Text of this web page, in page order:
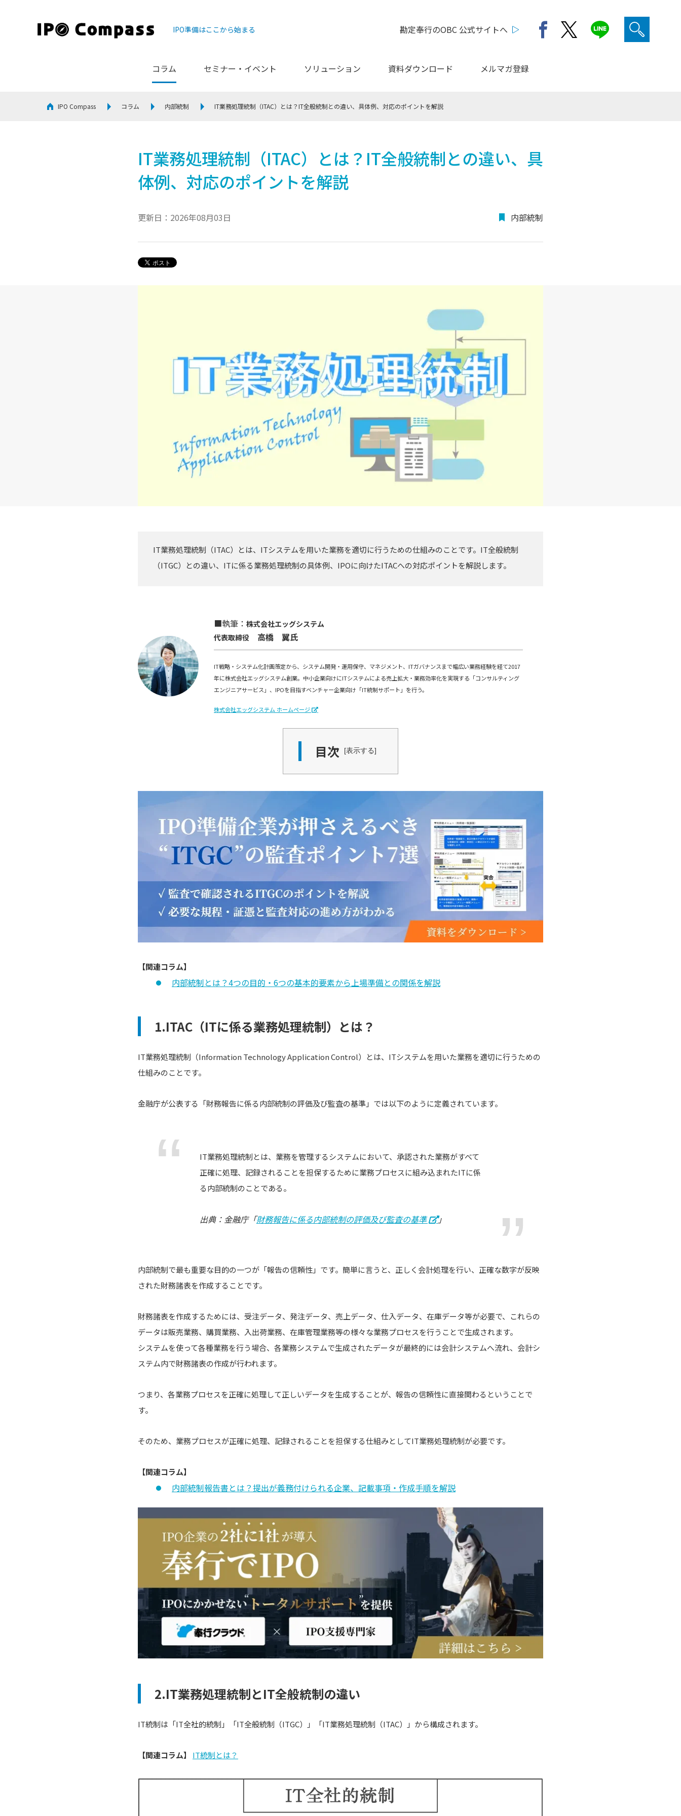
IPO準備はここから始まる 勘定奉行のOBC 公式サイトへ
コラム セミナー・イベント ソリューション 資料ダウンロード メルマガ登録
IPO Compass コラム 内部統制 IT業務処理統制（ITAC）とは？IT全般統制との違い、具体例、対応のポイントを解説
IT業務処理統制（ITAC）とは？IT全般統制との違い、具
体例、対応のポイントを解説
更新日：2026年08月03日 内部統制
IT業務処理統制（ITAC）とは、ITシステムを用いた業務を適切に行うための仕組みのことです。IT全般統制
（ITGC）との違い、ITに係る業務処理統制の具体例、IPOに向けたITACへの対応ポイントを解説します。
■執筆： 株式会社エッグシステム
代表取締役 高橋 翼氏
IT戦略・システム化計画策定から、システム開発・運用保守、マネジメント、ITガバナンスまで幅広い業務経験を経て2017
年に株式会社エッグシステム創業。中小企業向けにITシステムによる売上拡大・業務効率化を実現する「コンサルティング
エンジニアサービス」、IPOを目指すベンチャー企業向け「IT統制サポート」を行う。
株式会社エッグシステム ホームページ
目次 表示する
【関連コラム】
内部統制とは？4つの目的・6つの基本的要素から上場準備との関係を解説
1.ITAC（ITに係る業務処理統制）とは？
IT業務処理統制（Information Technology Application Control）とは、ITシステムを用いた業務を適切に行うための
仕組みのことです。
金融庁が公表する「財務報告に係る内部統制の評価及び監査の基準」では以下のように定義されています。
IT業務処理統制とは、業務を管理するシステムにおいて、承認された業務がすべて
正確に処理、記録されることを担保するために業務プロセスに組み込まれたITに係
る内部統制のことである。
出典：金融庁「財務報告に係る内部統制の評価及び監査の基準 」
内部統制で最も重要な目的の一つが「報告の信頼性」です。簡単に言うと、正しく会計処理を行い、正確な数字が反映
された財務諸表を作成することです。
財務諸表を作成するためには、受注データ、発注データ、売上データ、仕入データ、在庫データ等が必要で、これらの
データは販売業務、購買業務、入出荷業務、在庫管理業務等の様々な業務プロセスを行うことで生成されます。
システムを使って各種業務を行う場合、各業務システムで生成されたデータが最終的には会計システムへ流れ、会計シ
ステム内で財務諸表の作成が行われます。
つまり、各業務プロセスを正確に処理して正しいデータを生成することが、報告の信頼性に直接関わるということで
す。
そのため、業務プロセスが正確に処理、記録されることを担保する仕組みとしてIT業務処理統制が必要です。
【関連コラム】
内部統制報告書とは？提出が義務付けられる企業、記載事項・作成手順を解説
2.IT業務処理統制とIT全般統制の違い
IT統制は「IT全社的統制」「IT全般統制（ITGC）」「IT業務処理統制（ITAC）」から構成されます。
【関連コラム】 IT統制とは？